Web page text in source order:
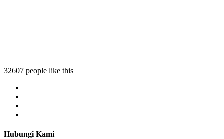
32607 people like this
Hubungi Kami